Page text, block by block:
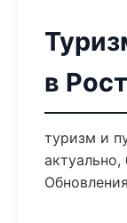
в
туризм и